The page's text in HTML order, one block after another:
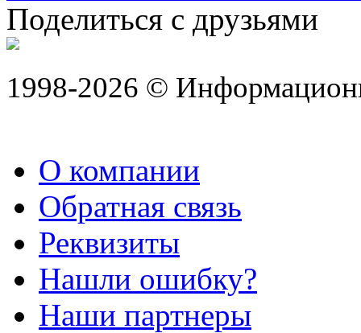
Поделиться с друзьями
1998-2026 ©
О компании
Обратная связь
Реквизиты
Нашли ошибку?
Наши партнеры